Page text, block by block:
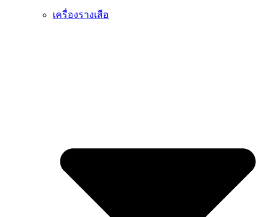
เครื่องรางเสือ